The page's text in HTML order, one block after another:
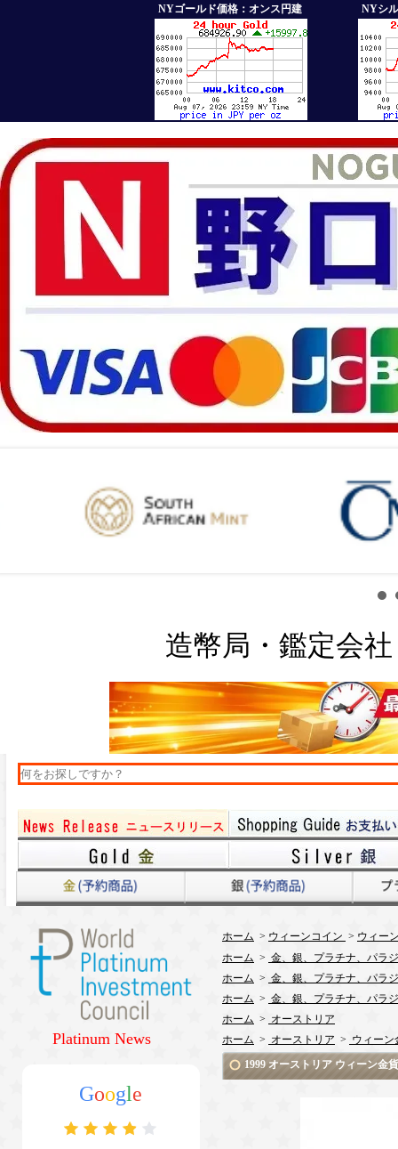
NYゴールド価格：オンス円建 NYシ
造幣局・鑑定会
Platinum News
Google
ホーム > ウィーンコイン > ウィー
ホーム > 金、銀、プラチナ、パラ
ホーム > 金、銀、プラチナ、パラ
ホーム > 金、銀、プラチナ、パラ
ホーム > オーストリア
ホーム > オーストリア > ウィーン
1999 オーストリア ウィーン金